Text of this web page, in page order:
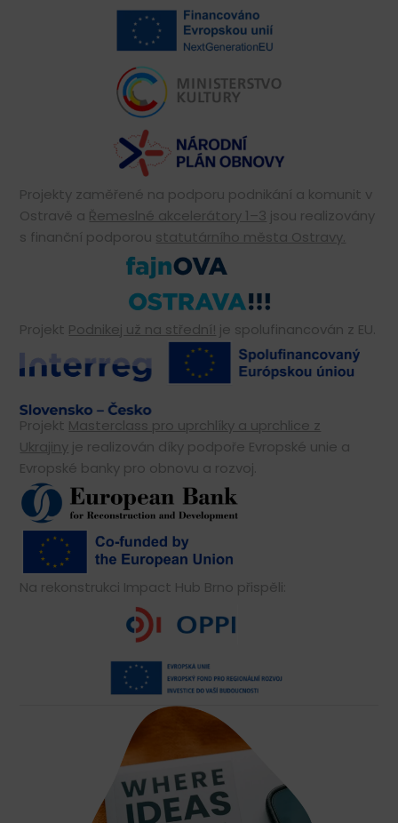
Projekty zaměřené na podporu podnikání a komunit v
Ostravě a Řemeslné akcelerátory 1–3 jsou realizovány
s finanční podporou statutárního města Ostravy.
Projekt Podnikej už na střední! je spolufinancován z EU.
Projekt Masterclass pro uprchlíky a uprchlice z
Ukrajiny je realizován díky podpoře Evropské unie a
Evropské banky pro obnovu a rozvoj.
Na rekonstrukci Impact Hub Brno přispěli: